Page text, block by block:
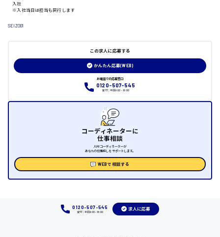
月給制すべて
入社
※入社当日は担当も同行します
SEIZO01
この求人に応募する
かんたん応募(WEB)
お電話での応募窓口
0120-507-545
受付：平日9:00 - 18:00
コーディネーターに
仕事相談
人材コーディネーターが
あなたの仕事探しをサポートします。
WEBで相談する
0120-507-545
受付：平日9:00 - 18:00
求人に応募